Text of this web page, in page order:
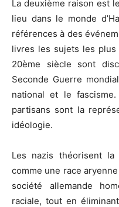
La deuxième raison est
lieu dans le monde
références à des
livres les sujets les
20ème siècle sont
Seconde Guerre
national et le
partisans sont la
idéologie.
Les nazis théorisent la
comme une race
société allemande
raciale, tout en